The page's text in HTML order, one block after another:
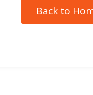
Back to